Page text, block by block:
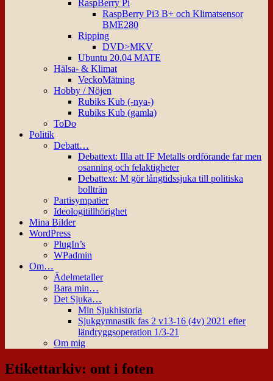
RaspBerry Pi
RaspBerry Pi3 B+ och Klimatsensor
BME280
Ripping
DVD>MKV
Ubuntu 20.04 MATE
Hälsa- & Klimat
VeckoMätning
Hobby / Nöjen
Rubiks Kub (-nya-)
Rubiks Kub (gamla)
ToDo
Politik
Debatt…
Debattext: Illa att IF Metalls ordförande far men
osanning och felaktigheter
Debattext: M gör långtidssjuka till politiska
bollträn
Partisympatier
Ideologitillhörighet
Mina Bilder
WordPress
PlugIn’s
WPadmin
Om…
Ädelmetaller
Bara min…
Det Sjuka…
Min Sjukhistoria
Sjukgymnastik fas 2 v13-16 (4v) 2021 efter
ländryggsoperation 1/3-21
Om mig
Etikettarkiv: ont i foten